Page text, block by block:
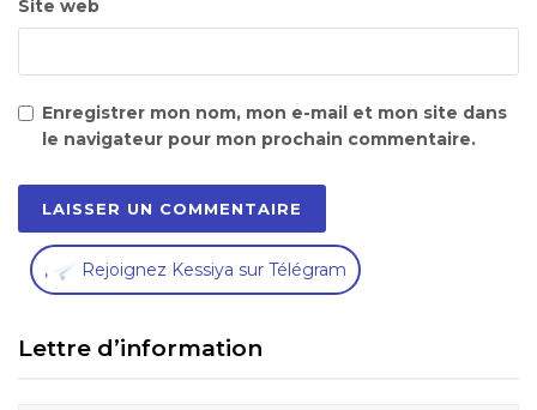
Site web
Enregistrer mon nom, mon e-mail et mon site dans
le navigateur pour mon prochain commentaire.
, Rejoignez Kessiya sur Télégram
Lettre d’information